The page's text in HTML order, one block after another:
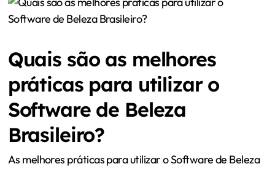
Quais são as melhores
práticas para utilizar o
Software de Beleza
Brasileiro?
As melhores práticas para utilizar o Software de Beleza